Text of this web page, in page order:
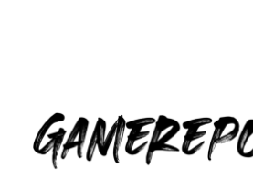
GameReporter |